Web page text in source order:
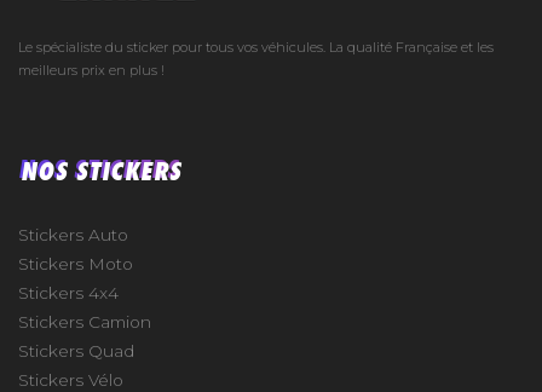
Le spécialiste du sticker pour tous vos véhicules. La qualité Française et les
meilleurs prix en plus !
NOS STICKERS
Stickers Auto
Stickers Moto
Stickers 4x4
Stickers Camion
Stickers Quad
Stickers Vélo